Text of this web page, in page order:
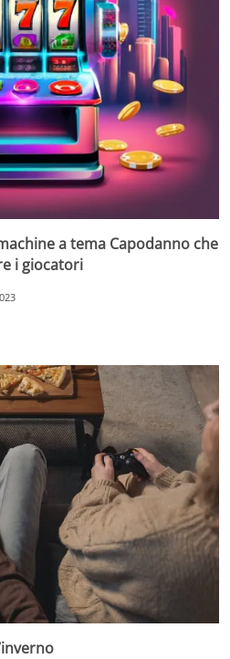
a tema Capodanno che
i giocatori